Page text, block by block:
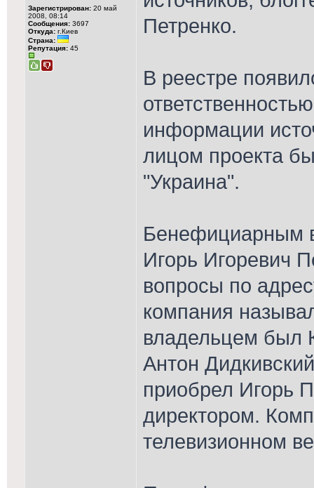
Зарегистрирован: 20 май
2008, 08:14
Сообщения: 3697
Откуда: г.Киев
Страна:
Репутация: 45
Петренко.
В реестре
информации
лицом проекта
"Украина".
Бенефициарным
Игорь Игоревич
вопросы по
компания
владельцем был
Антон
приобрел Игорь
директором.
телевизионном